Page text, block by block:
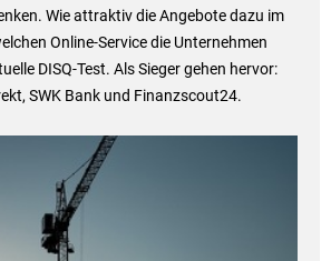
Wie attraktiv die Angebote dazu im
Online-Service die Unternehmen
DISQ-Test. Als Sieger gehen hervor:
SWK Bank und Finanzscout24.